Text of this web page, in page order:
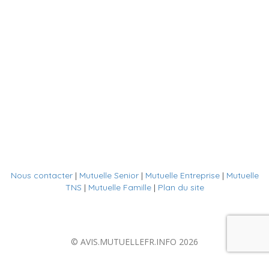
Nous contacter| Mutuelle Senior| Mutuelle Entreprise| Mutuelle
TNS | Mutuelle Famille| Plan du site
© AVIS.MUTUELLEFR.INFO 2026